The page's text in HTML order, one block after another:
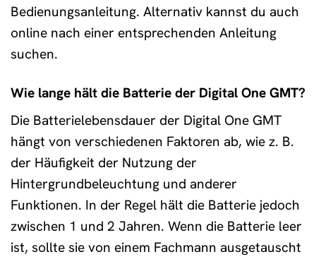
Bedienungsanleitung. Alternativ kannst du auch
online nach einer entsprechenden Anleitung
suchen.
Wie lange hält die Batterie der Digital One GMT?
Die Batterielebensdauer der Digital One GMT
hängt von verschiedenen Faktoren ab, wie z. B.
der Häufigkeit der Nutzung der
Hintergrundbeleuchtung und anderer
Funktionen. In der Regel hält die Batterie jedoch
zwischen 1 und 2 Jahren. Wenn die Batterie leer
ist, sollte sie von einem Fachmann ausgetauscht